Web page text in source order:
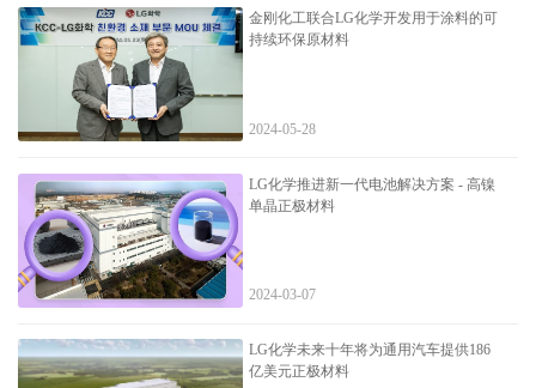
金刚化工联合LG化学开发用于涂料的可
持续环保原材料
2024-05-28
LG化学推进新一代电池解决方案 - 高镍
单晶正极材料
2024-03-07
LG化学未来十年将为通用汽车提供186
亿美元正极材料